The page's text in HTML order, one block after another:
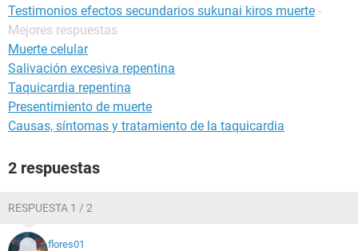
Testimonios efectos secundarios sukunai kiros muerte -
Mejores respuestas
Muerte celular
Salivación excesiva repentina
Taquicardia repentina
Presentimiento de muerte
Causas, síntomas y tratamiento de la taquicardia
2 respuestas
RESPUESTA 1 / 2
flores01